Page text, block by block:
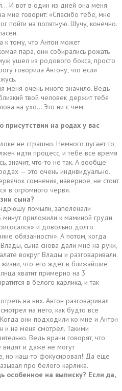
И вот в один из дней она меня
мне говорит: «Спасибо тебе, мне
пойти на попятную. Шучу, конечно.
к тому, что Антон может
пара, они собирались рожать
ушел из родового бокса, просто
говорила Антону, что если
меня очень много значило. Ведь
твой человек держит тебя
на ухо… Это ни с чем
присутствии на родах у вас
не страшно. Немного пугает то,
идти процесс, и тебе все время
значит, что-то не так. А вообще
— это очень индивидуально.
сомнения, наверное, не стоит
в огромного червя.
сына?
помыли, запеленали
приложили к маминой груди.
и довольно долго
обязанности». А потом, когда
сына снова дали мне на руки,
вокруг Влады и разговаривали.
что его ждет в ближайшие
хватит примерно на 3
в белого карлика, и так
на них. Антон разговаривал
на него, как будто все
Когда они подходили ко мне и Антон
на меня смотрел. Такими
Ведь врачи говорят, что
и даже не могут
но наш-то фокусировал! Да еще
про белого карлика.
особенное на выписку? Если да,